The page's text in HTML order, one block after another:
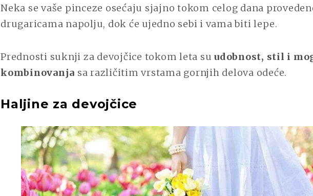
Neka se vaše pinceze osećaju sjajno tokom celog dana
drugaricama napolju, dok će ujedno sebi i vama biti lepe.
Prednosti suknji za devojčice tokom leta su udobnost, stil i
kombinovanja sa različitim vrstama gornjih delova odeće.
Haljine za devojčice